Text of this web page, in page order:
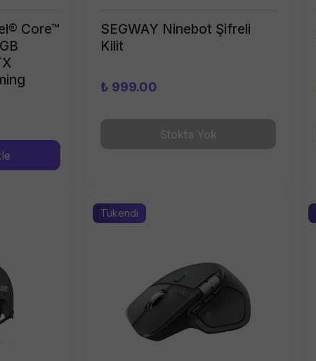
Core™
SEGWAY Ninebot Şifreli
Kilit
₺ 999.00
Stokta Yok
Tükendi